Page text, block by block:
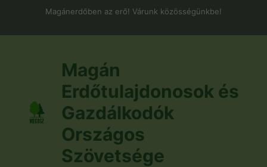
Magánerdőben az erő! Várunk közösségünkbe!
Magán
Erdőtulajdonosok és
Gazdálkodók
Országos
Szövetsége